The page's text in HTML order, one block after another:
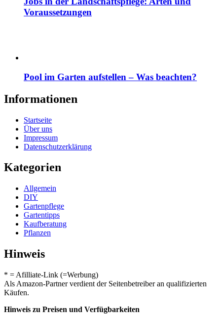
Voraussetzungen
Pool im Garten aufstellen – Was beachten?
Informationen
Startseite
Über uns
Impressum
Datenschutzerklärung
Kategorien
Allgemein
DIY
Gartenpflege
Gartentipps
Kaufberatung
Pflanzen
Hinweis
* = Afilliate-Link (=Werbung)
Als Amazon-Partner verdient der Seitenbetreiber an qualifizierten
Käufen.
Hinweis zu Preisen und Verfügbarkeiten